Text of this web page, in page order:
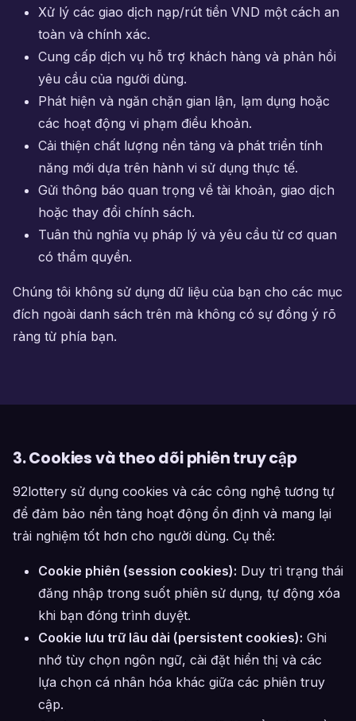
Xử lý các giao dịch nạp/rút tiền VND một cách an
toàn và chính xác.
Cung cấp dịch vụ hỗ trợ khách hàng và phản hồi
yêu cầu của người dùng.
Phát hiện và ngăn chặn gian lận, lạm dụng hoặc
các hoạt động vi phạm điều khoản.
Cải thiện chất lượng nền tảng và phát triển tính
năng mới dựa trên hành vi sử dụng thực tế.
Gửi thông báo quan trọng về tài khoản, giao dịch
hoặc thay đổi chính sách.
Tuân thủ nghĩa vụ pháp lý và yêu cầu từ cơ quan
có thẩm quyền.
Chúng tôi không sử dụng dữ liệu của bạn cho các mục
đích ngoài danh sách trên mà không có sự đồng ý rõ
ràng từ phía bạn.
3. Cookies và theo dõi phiên truy cập
92lottery sử dụng cookies và các công nghệ tương tự
để đảm bảo nền tảng hoạt động ổn định và mang lại
trải nghiệm tốt hơn cho người dùng. Cụ thể:
Cookie phiên (session cookies): Duy trì trạng thái
đăng nhập trong suốt phiên sử dụng, tự động xóa
khi bạn đóng trình duyệt.
Cookie lưu trữ lâu dài (persistent cookies): Ghi
nhớ tùy chọn ngôn ngữ, cài đặt hiển thị và các
lựa chọn cá nhân hóa khác giữa các phiên truy
cập.